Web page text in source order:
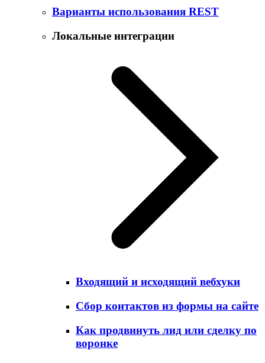
Варианты использования REST
Локальные интеграции
Входящий и исходящий вебхуки
Сбор контактов из формы на сайте
Как продвинуть лид или сделку по
воронке